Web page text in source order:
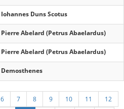
Iohannes Duns Scotus
Pierre Abelard (Petrus Abaelardus)
Pierre Abelard (Petrus Abaelardus)
Demosthenes
6 7 8 9 10 11 12